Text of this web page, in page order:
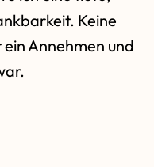
Keine
Annehmen und